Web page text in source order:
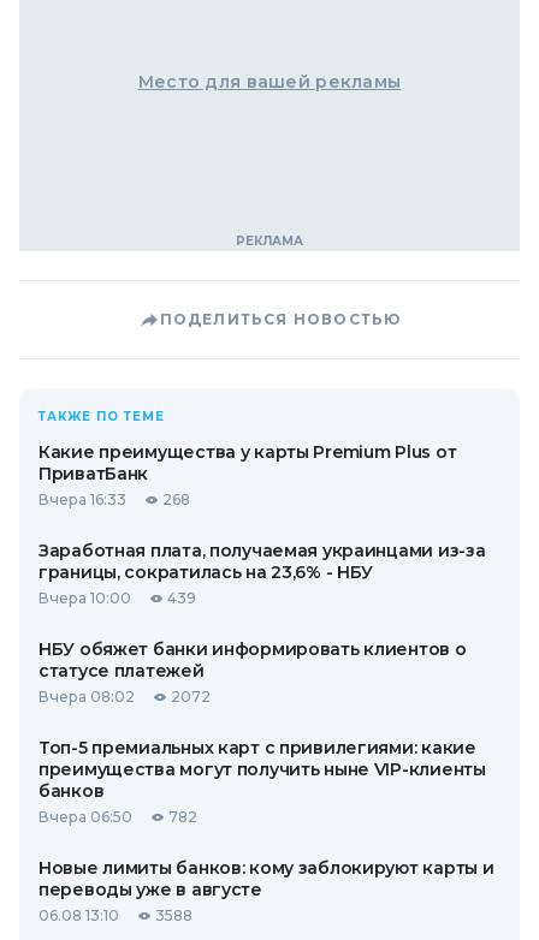
Место для вашей рекламы
ПОДЕЛИТЬСЯ НОВОСТЬЮ
ТАКЖЕ ПО ТЕМЕ
Какие преимущества у карты Premium Plus от
ПриватБанк
Вчера 16:33 268
Заработная плата, получаемая украинцами из-за
границы, сократилась на 23,6% - НБУ
Вчера 10:00 439
НБУ обяжет банки информировать клиентов о
статусе платежей
Вчера 08:02 2072
Топ-5 премиальных карт с привилегиями: какие
преимущества могут получить ныне VIP-клиенты
банков
Вчера 06:50 782
Новые лимиты банков: кому заблокируют карты и
переводы уже в августе
06.08 13:10 3588